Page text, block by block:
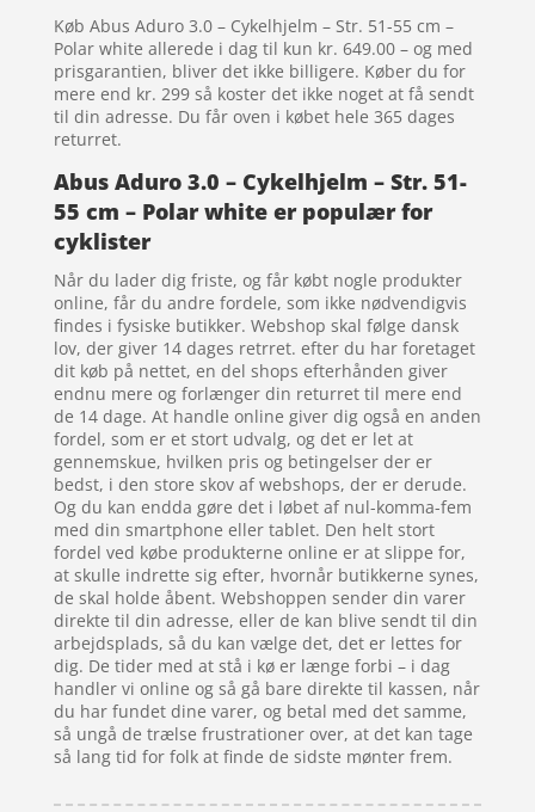
Køb Abus Aduro 3.0 – Cykelhjelm – Str. 51-55 cm –
Polar white allerede i dag til kun kr. 649.00 – og med
prisgarantien, bliver det ikke billigere. Køber du for
mere end kr. 299 så koster det ikke noget at få sendt
til din adresse. Du får oven i købet hele 365 dages
returret.
Abus Aduro 3.0 – Cykelhjelm – Str. 51-
55 cm – Polar white er populær for
cyklister
Når du lader dig friste, og får købt nogle produkter
online, får du andre fordele, som ikke nødvendigvis
findes i fysiske butikker. Webshop skal følge dansk
lov, der giver 14 dages retrret. efter du har foretaget
dit køb på nettet, en del shops efterhånden giver
endnu mere og forlænger din returret til mere end
de 14 dage. At handle online giver dig også en anden
fordel, som er et stort udvalg, og det er let at
gennemskue, hvilken pris og betingelser der er
bedst, i den store skov af webshops, der er derude.
Og du kan endda gøre det i løbet af nul-komma-fem
med din smartphone eller tablet. Den helt stort
fordel ved købe produkterne online er at slippe for,
at skulle indrette sig efter, hvornår butikkerne synes,
de skal holde åbent. Webshoppen sender din varer
direkte til din adresse, eller de kan blive sendt til din
arbejdsplads, så du kan vælge det, det er lettes for
dig. De tider med at stå i kø er længe forbi – i dag
handler vi online og så gå bare direkte til kassen, når
du har fundet dine varer, og betal med det samme,
så ungå de trælse frustrationer over, at det kan tage
så lang tid for folk at finde de sidste mønter frem.